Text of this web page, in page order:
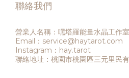
聯絡我們
營業人名稱：嘿塔羅能量水晶工作室
Email：service@haytarot.com
Instagram：hay.tarot
聯絡地址：桃園市桃園區三元里民